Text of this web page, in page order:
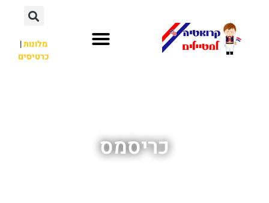
מלונות|
כרטיסים
כריסמס